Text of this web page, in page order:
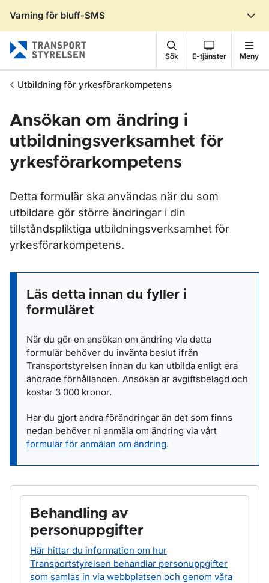
Varning för bluff-SMS
Sök E-tjänster Meny
Utbildning för yrkesförarkompetens
Ansökan om ändring i
utbildningsverksamhet för
yrkesförarkompetens
Detta formulär ska användas när du som
utbildare gör större ändringar i din
tillståndspliktiga utbildningsverksamhet för
yrkesförarkompetens.
Läs detta innan du fyller i
formuläret
När du gör en ansökan om ändring via detta
formulär behöver du invänta beslut ifrån
Transportstyrelsen innan du kan utbilda enligt era
ändrade förhållanden. Ansökan är avgiftsbelagd och
kostar 3 000 kronor.
Har du gjort andra förändringar än det som finns
nedan behöver ni anmäla om ändring via vårt
formulär för anmälan om ändring.
Behandling av
personuppgifter
Här hittar du information om hur
Transportstyrelsen behandlar personuppgifter
som samlas in via webbplatsen och genom våra